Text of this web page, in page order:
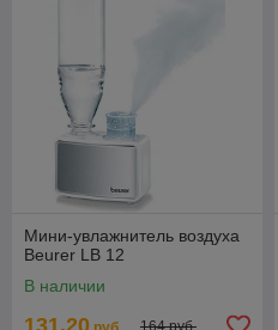
Мини-увлажнитель воздуха
Beurer LB 12
В наличии
164 руб.